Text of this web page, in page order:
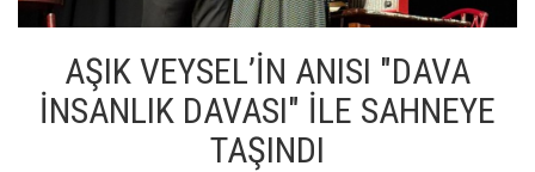
AŞIK VEYSEL’İN ANISI "DAVA
İNSANLIK DAVASI" İLE SAHNEYE
TAŞINDI